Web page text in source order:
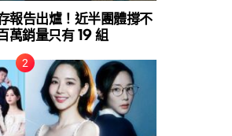
報告出爐！近半團體撐不
萬銷量只有 19 組